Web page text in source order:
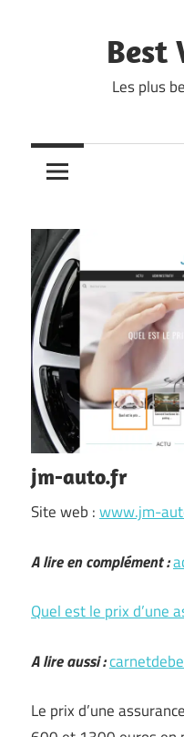
Best
Les plus
jm-auto.fr
Site web :www.jm-
A lire en complément :
Quel est le prix d’une
A lire aussi :
Le prix d’une